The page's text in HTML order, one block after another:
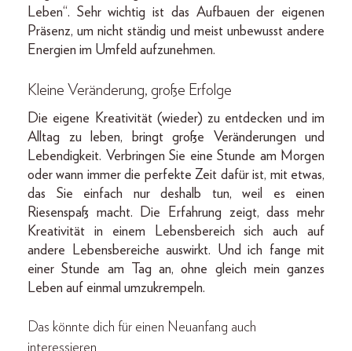
Leben“. Sehr wichtig ist das Aufbauen der eigenen
Präsenz, um nicht ständig und meist unbewusst andere
Energien im Umfeld aufzunehmen.
Kleine Veränderung, große Erfolge
Die eigene Kreativität (wieder) zu entdecken und im
Alltag zu leben, bringt große Veränderungen und
Lebendigkeit. Verbringen Sie eine Stunde am Morgen
oder wann immer die perfekte Zeit dafür ist, mit etwas,
das Sie einfach nur deshalb tun, weil es einen
Riesen­spaß macht. Die Erfahrung zeigt, dass mehr
Kreativität in einem Lebensbereich sich auch auf
andere Lebensbereiche auswirkt. Und ich fange mit
einer Stunde am Tag an, ohne gleich mein ganzes
Leben auf einmal umzukrempeln.
Das könnte dich für einen Neuanfang auch
interessieren